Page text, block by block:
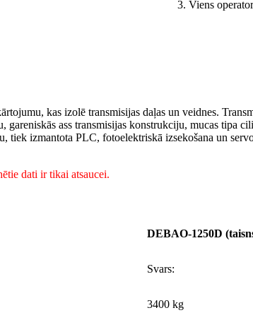
3. Viens
kas izolē transmisijas daļas un veidnes.
ass transmisijas konstrukciju, mucas tipa
izmantota PLC, fotoelektriskā izsekošana un
dati ir tikai atsaucei.
DEBAO-1250D
Svars:
3400 kg